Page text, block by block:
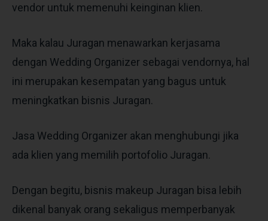
vendor untuk memenuhi keinginan klien.
Maka kalau Juragan menawarkan kerjasama
dengan Wedding Organizer sebagai vendornya, hal
ini merupakan kesempatan yang bagus untuk
meningkatkan bisnis Juragan.
Jasa Wedding Organizer akan menghubungi jika
ada klien yang memilih portofolio Juragan.
Dengan begitu, bisnis makeup Juragan bisa lebih
dikenal banyak orang sekaligus memperbanyak